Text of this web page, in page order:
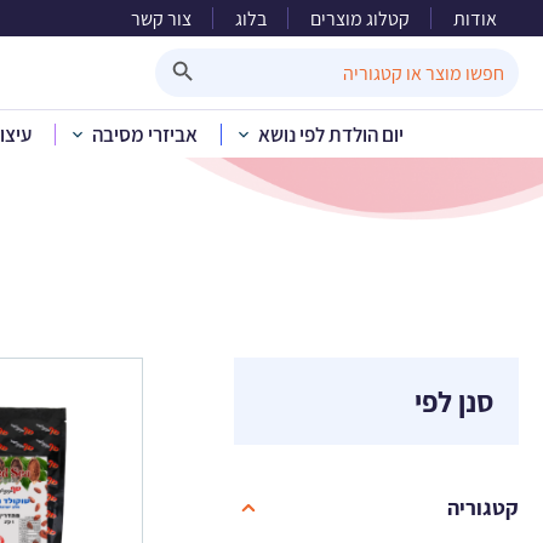
אודות קטלוג מוצרים בלוג צור קשר
for:
יום הולדת לפי נושא אביזרי מסיבה
סנן לפי
קטגוריה